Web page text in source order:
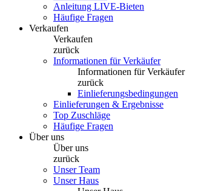
Anleitung LIVE-Bieten
Häufige Fragen
Verkaufen
Verkaufen
zurück
Informationen für Verkäufer
Informationen für Verkäufer
zurück
Einlieferungsbedingungen
Einlieferungen & Ergebnisse
Top Zuschläge
Häufige Fragen
Über uns
Über uns
zurück
Unser Team
Unser Haus